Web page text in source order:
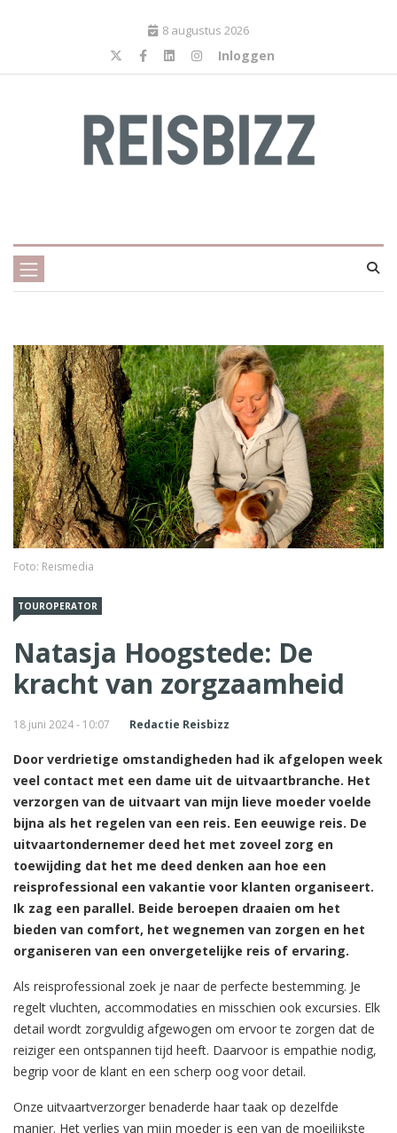
8 augustus 2026
Inloggen
Foto: Reismedia
TOUROPERATOR
Natasja Hoogstede: De
kracht van zorgzaamheid
18 juni 2024 - 10:07 Redactie Reisbizz
Door verdrietige omstandigheden had ik afgelopen week
veel contact met een dame uit de uitvaartbranche. Het
verzorgen van de uitvaart van mijn lieve moeder voelde
bijna als het regelen van een reis. Een eeuwige reis. De
uitvaartondernemer deed het met zoveel zorg en
toewijding dat het me deed denken aan hoe een
reisprofessional een vakantie voor klanten organiseert.
Ik zag een parallel. Beide beroepen draaien om het
bieden van comfort, het wegnemen van zorgen en het
organiseren van een onvergetelijke reis of ervaring.
Als reisprofessional zoek je naar de perfecte bestemming. Je
regelt vluchten, accommodaties en misschien ook excursies. Elk
detail wordt zorgvuldig afgewogen om ervoor te zorgen dat de
reiziger een ontspannen tijd heeft. Daarvoor is empathie nodig,
begrip voor de klant en een scherp oog voor detail.
Onze uitvaartverzorger benaderde haar taak op dezelfde
manier. Het verlies van mijn moeder is een van de moeilijkste